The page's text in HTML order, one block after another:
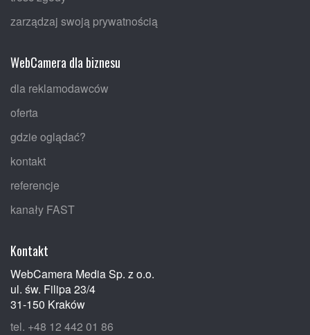
zarządzaj swoją prywatnością
WebCamera dla biznesu
dla reklamodawców
oferta
gdzie oglądać?
kontakt
referencje
kanały FAST
Kontakt
WebCamera Media Sp. z o.o.
ul. św. Filipa 23/4
31-150 Kraków
tel. +48 12 442 01 86